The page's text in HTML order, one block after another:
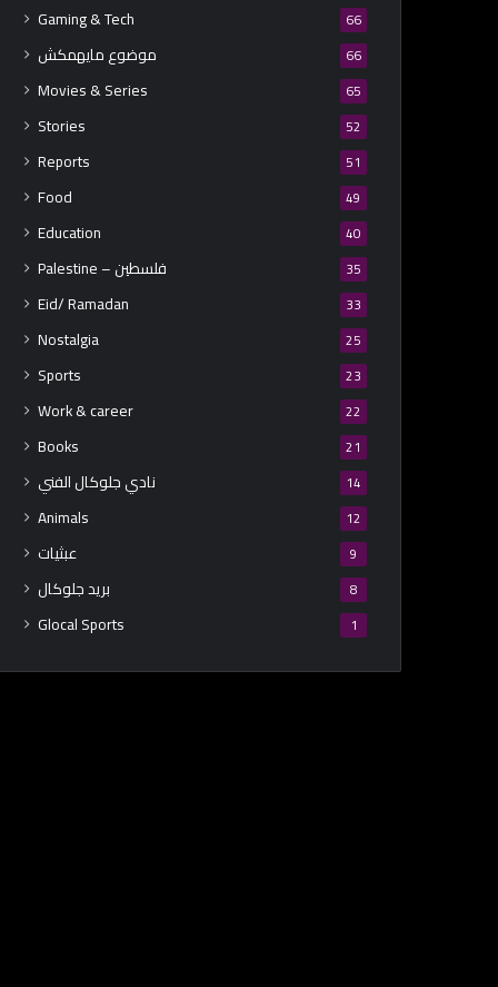
Gaming & Tech 66
موضوع مايهمكش 66
Movies & Series 65
Stories 52
Reports 51
Food 49
Education 40
Palestine – فلسطين 35
Eid/ Ramadan 33
Nostalgia 25
Sports 23
Work & career 22
Books 21
نادي جلوكال الفني 14
Animals 12
عبثيات 9
بريد جلوكال 8
Glocal Sports 1